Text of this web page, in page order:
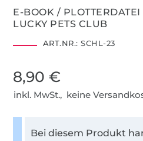
E-BOOK /
LUCKY PETS CLUB
ART.NR.: SCHL-23
8,90 €
inkl. MwSt., keine
Bei diesem Produkt